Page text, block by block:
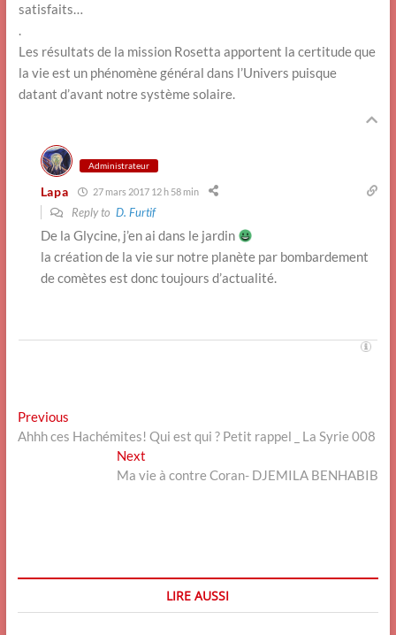
satisfaits…
.
Les résultats de la mission Rosetta apportent la certitude que
la vie est un phénomène général dans l’Univers puisque
datant d’avant notre système solaire.
Administrateur
Lapa 27 mars 2017 12 h 58 min
Reply to D. Furtif
De la Glycine, j’en ai dans le jardin
la création de la vie sur notre planète par bombardement
de comètes est donc toujours d’actualité.
Navigation
de
PreviousPrevious
post:
Ahhh ces Hachémites! Qui est qui ? Petit rappel _ La Syrie 008
Next
post:
Ma vie à contre Coran- DJEMILA BENHABIB
LIRE AUSSI